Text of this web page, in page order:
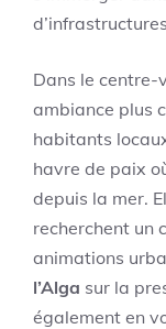
Dans le centre-
ambiance plus
habitants
havre de paix
depuis la mer.
recherchent un
animations
l’Alga sur la
également en